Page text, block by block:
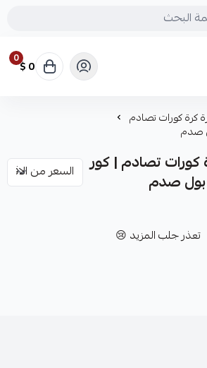
0 0 $
كرة كورات تصادم
صدم
كورات تصادم | كور
بول صدم
تعذر جلب المزيد 😢